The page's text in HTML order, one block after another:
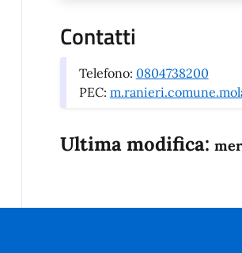
Contatti
Telefono: 0804738200
PEC:
Ultima modifica: